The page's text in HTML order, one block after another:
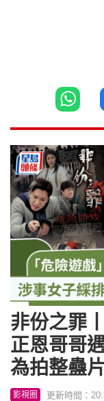
非份之罪
正恩哥哥
為拍整蠱
影視圈 更新時間：